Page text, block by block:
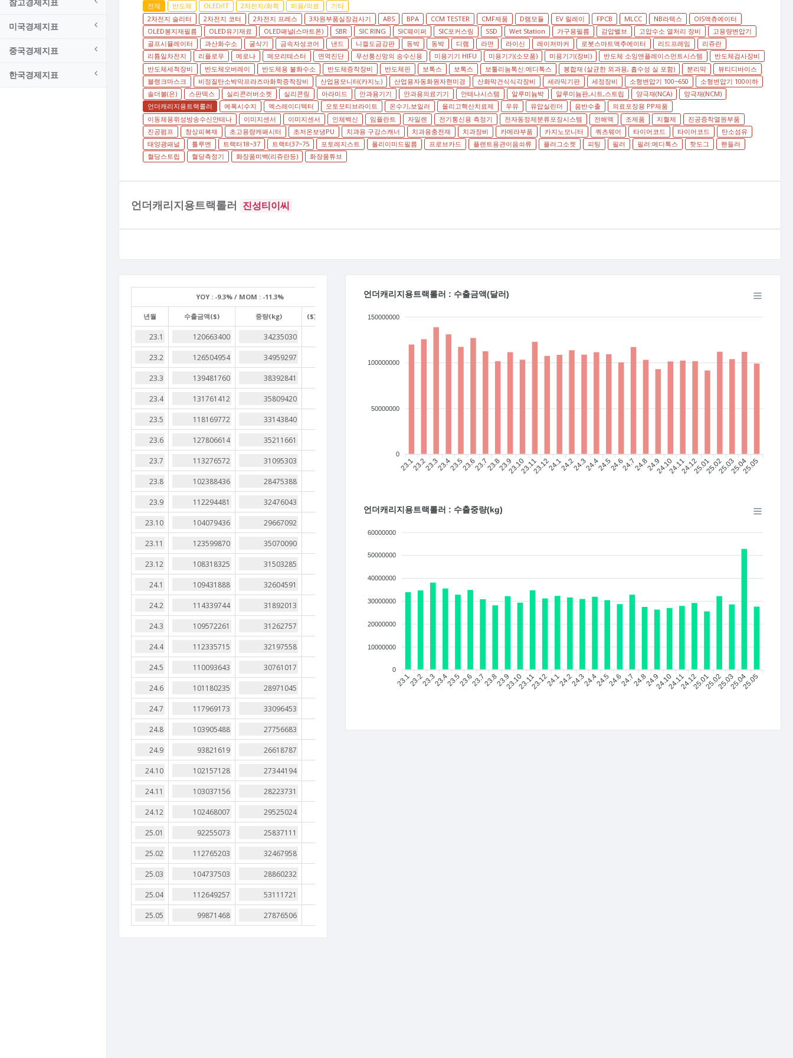
미국경제지표
중국경제지표
한국경제지표
전체 반도체 OLED/IT 2차전지/화학 미용/의료
기타
2차전지 슬리터
2차전지 코터 2차전지 프레스 3차원부품실장검사기 ABS BPA CCM TESTER CMF제품 D램모듈 EV 릴레이 FPCB MLCC NB라텍스
OIS액츄에이터
OLED봉지재필름
OLED유기재료 OLED패널(스마트폰) SBR SIC RING SIC웨이퍼 SIC포커스링 SSD Wet Station 가구용필름 감압밸브 고압수소 열처리 장비
고용량변압기
골프시뮬레이터
과산화수소 굴삭기 금속자성코어 낸드 니켈도금강판 동박 동박 디램 라면 라이신 레이저마커 로봇스마트액추에이터 리드프레임
리쥬란
리튬일차전지
리플로우 메로나 메모리테스터 면역진단 무선통신망의 송수신용 미용기기 HIFU 미용기기(소모품) 미용기기(장비) 반도체 소잉앤플레이스먼트시스템
반도체검사장비
반도체세척장비
반도체오버레이 반도체용 불화수소 반도체증착장비 반도체핀 보톡스 보톡스 보툴리눔톡신:메디톡스 봉합재 (살균한 외과용, 흡수성 실 포함) 분리막
뷰티디바이스
블랭크마스크
비정질탄소박막프라즈마화학증착장비 산업용모니터(카지노) 산업용자동화원자현미경 산화막건식식각장비 세라믹기판 세정장비 소형변압기 100~650
소형변압기 100이하
솔더볼(은)
스판덱스 실리콘러버소켓 실리콘링 아라미드 안과용기기 안과용의료기기 안테나시스템 알루미늄박 알루미늄판,시트,스트립 양극재(NCA)
양극재(NCM)
언더캐리지용트랙롤러
에폭시수지 엑스레이디텍터 오토모티브라이트 온수기,보일러 올리고핵산치료제 우유 유압실린더 음반수출
의료포장용 PP제품
이동체용위성방송수신안테나
이미지센서 이미지센서 인체백신 임플란트 자일렌 전기통신용 측정기 전자동정제분류포장시스템 전해액 조제품 지혈제
진공증착열원부품
진공펌프
창상피복재 초고용량캐패시터 초저온보냉PU 치과용 구강스캐너 치과용충전재 치과장비 카메라부품 카지노모니터 쿼츠웨어 타이어코드 타이어코드
탄소섬유
태양광패널
톨루엔 트랙터18~37 트랙터37~75 포토레지스트 폴리이미드필름 프로브카드 플랜트용관이음쇠류 플러그소켓 피팅 필러 필러:메디톡스 핫도그
핸들러
혈당스트립
혈당측정기 화장품미백(리쥬란등) 화장품튜브
언더캐리지용트랙롤러 진성티이씨
YOY :-9.3% / MOM :-11.3%
년월 수출금액($) 중량(kg) ($)/(kg)
언더캐리지용트랙롤러 : 수출금액(달러)
150000000
100000000
50000000
0
23.123.223.323.423.523.623.723.823.923.1023.1123.1224.124.224.324.424.524.624.724.824.924.1024.1124.1225.0125.0225.0325.0425.05
언더캐리지용트랙롤러 : 수출중량(kg)
60000000
50000000
40000000
30000000
20000000
10000000
0
23.123.223.323.423.523.623.723.823.923.1023.1123.1224.124.224.324.424.524.624.724.824.924.1024.1124.1225.0125.0225.0325.0425.05